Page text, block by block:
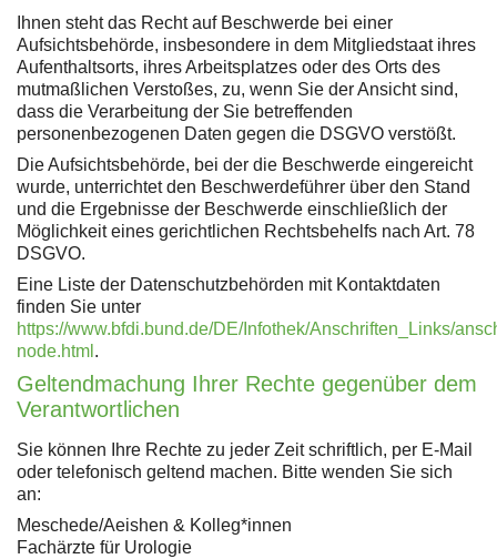
Ihnen steht das Recht auf Beschwerde bei einer
Aufsichtsbehörde, insbesondere in dem Mitgliedstaat ihres
Aufenthaltsorts, ihres Arbeitsplatzes oder des Orts des
mutmaßlichen Verstoßes, zu, wenn Sie der Ansicht sind,
dass die Verarbeitung der Sie betreffenden
personenbezogenen Daten gegen die DSGVO verstößt.
Die Aufsichtsbehörde, bei der die Beschwerde eingereicht
wurde, unterrichtet den Beschwerdeführer über den Stand
und die Ergebnisse der Beschwerde einschließlich der
Möglichkeit eines gerichtlichen Rechtsbehelfs nach Art. 78
DSGVO.
Eine Liste der Datenschutzbehörden mit Kontaktdaten
finden Sie unter
https://www.bfdi.bund.de/DE/Infothek/Anschriften_Links/
node.html .
Geltendmachung Ihrer Rechte gegenüber dem
Verantwortlichen
Sie können Ihre Rechte zu jeder Zeit schriftlich, per E-Mail
oder telefonisch geltend machen. Bitte wenden Sie sich
an:
Meschede/Aeishen & Kolleg*innen
Fachärzte für Urologie